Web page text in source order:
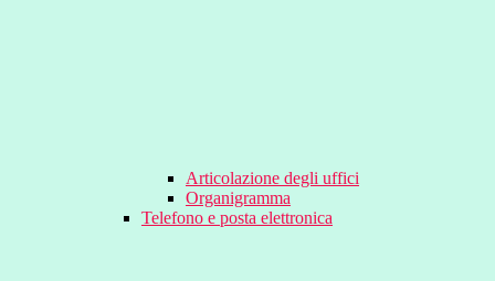
Articolazione degli uffici
Organigramma
Telefono e posta elettronica